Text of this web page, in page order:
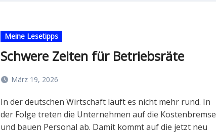
Meine Lesetipps
Schwere Zeiten für Betriebsräte
März 19, 2026
In der deutschen Wirtschaft läuft es nicht mehr rund. In
der Folge treten die Unternehmen auf die Kostenbremse
und bauen Personal ab. Damit kommt auf die jetzt neu